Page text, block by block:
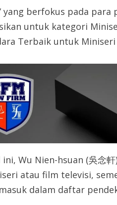
yang berfokus pada
untuk kategori
Terbaik untuk
Wu Nien-hsuan (吳念
atau film televisi,
dalam daftar